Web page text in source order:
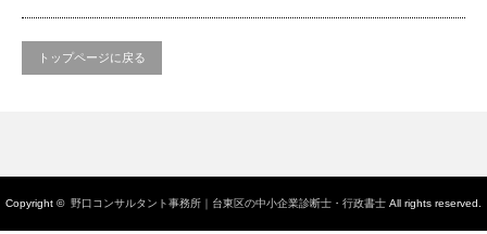
トップページに戻る
Copyright © 野口コンサルタント事務所｜台東区の中小企業診断士・行政書士 All rights reserved.